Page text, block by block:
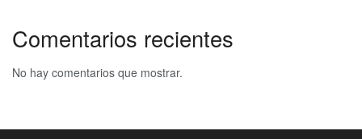
Comentarios recientes
No hay comentarios que mostrar.